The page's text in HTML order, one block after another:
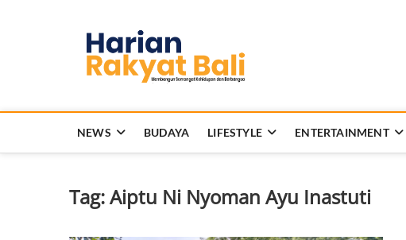
NEWS BUDAYA LIFESTYLE ENTERTAINMENT
Tag:Aiptu Ni Nyoman Ayu Inastuti